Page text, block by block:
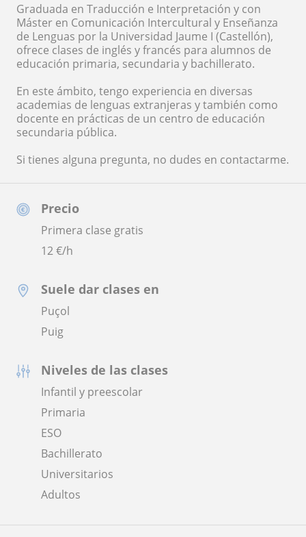
Precio
Primera clase gratis
12€/h
Suele dar clases en
Puçol
Puig
Niveles de las clases
Infantil y preescolar
Primaria
ESO
Bachillerato
Universitarios
Adultos
Graduada en Traducción e Interpretación y con
Máster en Comunicación Intercultural y Enseñanza
de Lenguas por la Universidad Jaume I (Castellón),
ofrece clases de inglés y francés para alumnos de
educación primaria, secundaria y bachillerato.
En este ámbito, tengo experiencia en diversas
academias de lenguas extranjeras y también como
docente en prácticas de un centro de educación
secundaria pública.
Si tienes alguna pregunta, no dudes en contactarme.